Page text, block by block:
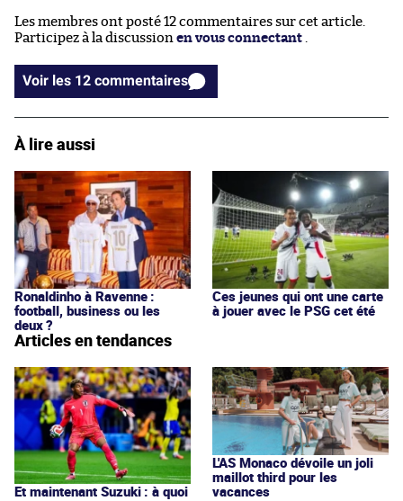
Les membres ont posté 12 commentaires sur cet article.
Participez à la discussion en vous connectant
Voir les 12 commentaires
À lire aussi
Ronaldinho à Ravenne :
football, business ou les
deux ?
Ces jeunes qui ont une carte
à jouer avec le PSG cet été
Articles en tendances
Et maintenant Suzuki : à quoi
L'AS Monaco dévoile un joli
maillot third pour les
vacances